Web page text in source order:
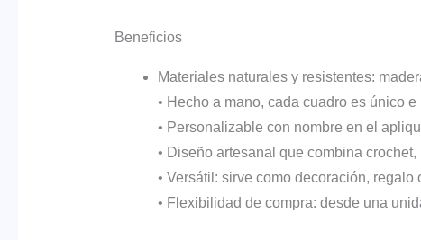
Beneficios
Materiales naturales y resistentes:
• Hecho a mano, cada cuadro es único e
• Personalizable con nombre en el
• Diseño artesanal que combina
• Versátil: sirve como decoración, regalo
• Flexibilidad de compra: desde una